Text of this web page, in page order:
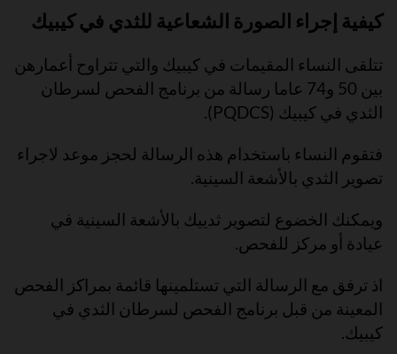
كيفية إجراء الصورة الشعاعية للثدي في كيبيك
تتلقى النساء المقيمات في كيبيك والتي تتراوح أعمارهن
بين 50 و74 عاما رسالة من برنامج الفحص لسرطان
الثدي في كيبيك (PQDCS).
فتقوم النساء باستخدام هذه الرسالة لحجز موعد لاجراء
تصوير الثدي بالأشعة السينية.
ويمكنك الخضوع لتصوير ثدييك بالأشعة السينية في
عيادة أو مركز للفحص.
اذ ترفق مع الرسالة التي تستلمينها قائمة بمراكز الفحص
المعينة من قبل برنامج الفحص لسرطان الثدي في
كيبيك.